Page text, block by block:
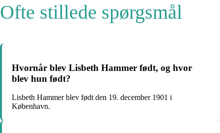
Ofte stillede spørgsmål
Hvornår blev Lisbeth Hammer født, og hvor
blev hun født?
Lisbeth Hammer blev født den 19. december 1901 i
København.